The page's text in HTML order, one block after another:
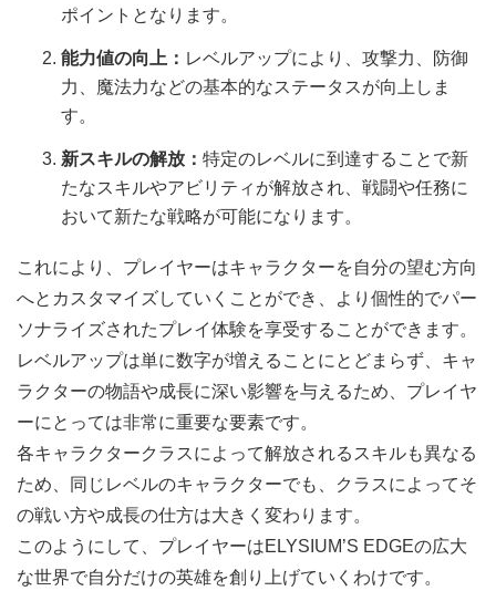
ポイントとなります。
能力値の向上： レベルアップにより、攻撃力、防御
力、魔法力などの基本的なステータスが向上しま
す。
新スキルの解放： 特定のレベルに到達することで新
たなスキルやアビリティが解放され、戦闘や任務に
おいて新たな戦略が可能になります。
これにより、プレイヤーはキャラクターを自分の望む方向
へとカスタマイズしていくことができ、より個性的でパー
ソナライズされたプレイ体験を享受することができます。
レベルアップは単に数字が増えることにとどまらず、キャ
ラクターの物語や成長に深い影響を与えるため、プレイヤ
ーにとっては非常に重要な要素です。
各キャラクタークラスによって解放されるスキルも異なる
ため、同じレベルのキャラクターでも、クラスによってそ
の戦い方や成長の仕方は大きく変わります。
このようにして、プレイヤーはELYSIUM’S EDGEの広大
な世界で自分だけの英雄を創り上げていくわけです。